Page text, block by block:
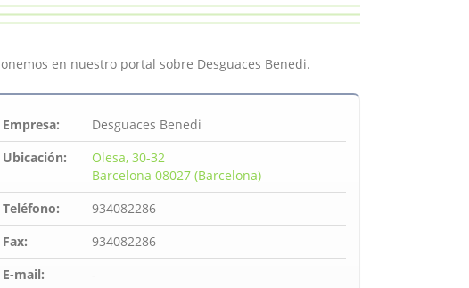
en nuestro portal sobre Desguaces Benedi.
Empresa:
Desguaces Benedi
Ubicación:
Olesa, 30-32
Barcelona 08027 (Barcelona)
Teléfono:
934082286
Fax:
934082286
E-mail:
-